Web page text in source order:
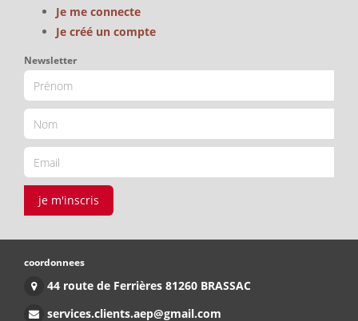
Je me connecte
Je créé un compte
Newsletter
je m'inscris
coordonnees
44 route de Ferrières 81260 BRASSAC
services.clients.aep@gmail.com